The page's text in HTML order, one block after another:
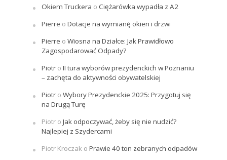
Okiem Truckera o Ciężarówka wypadła z A2
Pierre o Dotacje na wymianę okien i drzwi
Pierre o Wiosna na Działce: Jak Prawidłowo
Zagospodarować Odpady?
Piotro II tura wyborów prezydenckich w Poznaniu
– zachęta do aktywności obywatelskiej
Piotro Wybory Prezydenckie 2025: Przygotuj się
na Drugą Turę
Piotro Jak odpoczywać, żeby się nie nudzić?
Najlepiej z Szydercami
Piotr Kroczako Prawie 40 ton zebranych odpadów